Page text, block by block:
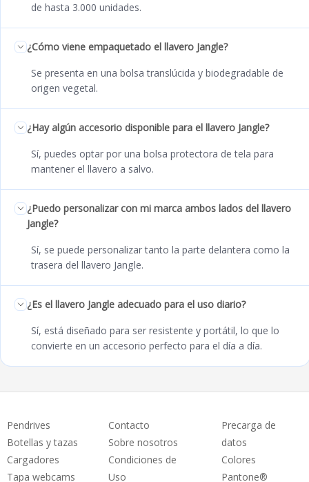
de hasta 3.000 unidades.
¿Cómo viene empaquetado el llavero Jangle?
Se presenta en una bolsa translúcida y biodegradable de
origen vegetal.
¿Hay algún accesorio disponible para el llavero Jangle?
Sí, puedes optar por una bolsa protectora de tela para
mantener el llavero a salvo.
¿Puedo personalizar con mi marca ambos lados del llavero
Jangle?
Sí, se puede personalizar tanto la parte delantera como la
trasera del llavero Jangle.
¿Es el llavero Jangle adecuado para el uso diario?
Sí, está diseñado para ser resistente y portátil, lo que lo
convierte en un accesorio perfecto para el día a día.
Pendrives
Botellas y tazas
Cargadores
Tapa webcams
Contacto
Sobre nosotros
Condiciones de
Uso
Precarga de
datos
Colores
Pantone®